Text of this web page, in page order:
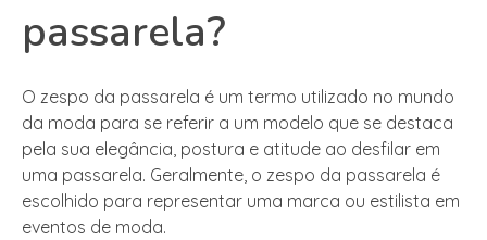
passarela?
O zespo da passarela é um termo utilizado no mundo
da moda para se referir a um modelo que se destaca
pela sua elegância, postura e atitude ao desfilar em
uma passarela. Geralmente, o zespo da passarela é
escolhido para representar uma marca ou estilista em
eventos de moda.